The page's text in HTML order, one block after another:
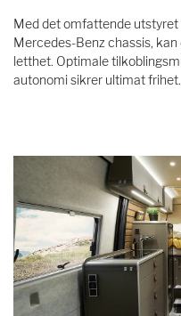
Med det omfattende utstyret
Mercedes-Benz chassis,
letthet. Optimale
autonomi sikrer ultimat frihet.